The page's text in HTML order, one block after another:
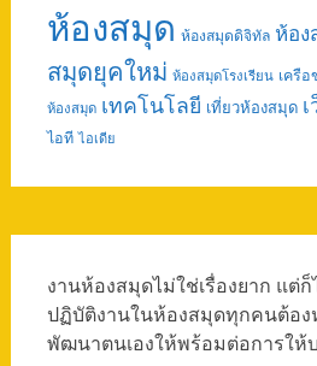
ห้องสมุด ห้องสมุดดิจิทัล ห้อ
สมุดยุคใหม่ ห้องสมุดโรงเรียน เครื
ห้องสมุด เทคโนโลยี เที่ยวห้องสมุด
ไอที ไอเดีย
งานห้องสมุดไม่ใช่เรื่องยาก แต่
ปฏิบัติงานในห้องสมุดทุกคนต้อง
พัฒนาตนเองให้พร้อมต่อการให้